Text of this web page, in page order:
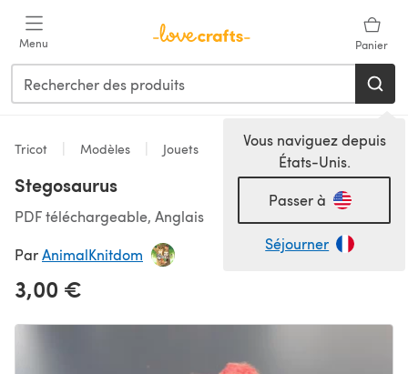
Menu Panier
Vous naviguez depuis
États-Unis.
Passer à
Séjourner
Tricot Modèles Jouets
Stegosaurus
PDF téléchargeable, Anglais
ParAnimalKnitdom
3,00 €